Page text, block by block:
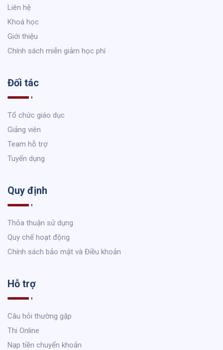
Liên hệ
Khoá học
Giới thiệu
Chính sách miễn giảm học phí
Đối tác
Tổ chức giáo dục
Giảng viên
Team hỗ trợ
Tuyển dụng
Quy định
Thỏa thuận sử dụng
Quy chế hoạt động
Chính sách bảo mật và Điều khoản
Hỗ trợ
Câu hỏi thường gặp
Thi Online
Nạp tiền chuyển khoản